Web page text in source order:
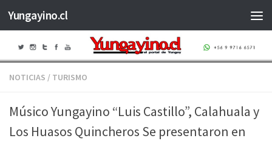
Saltar al contenido
Yungayino.cl
NOTICIAS / TURISMO
Músico Yungayino “Luis Castillo”, Calahuala y
Los Huasos Quincheros Se presentaron en